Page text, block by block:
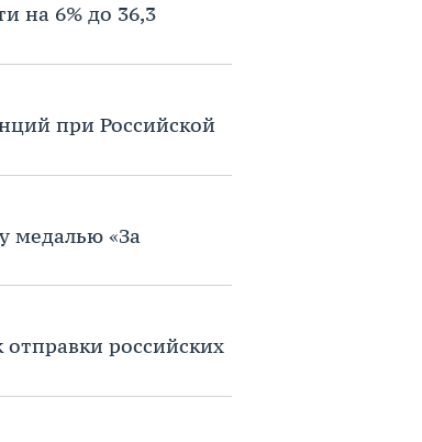
на 6% до 36,3
при Российской
медалью «За
российских